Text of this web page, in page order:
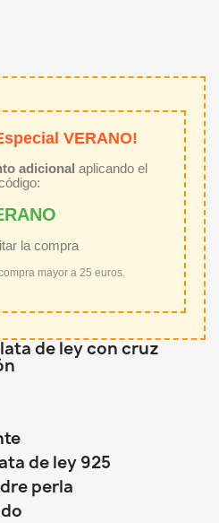
VERANO!
adicional aplicando el
la compra
mayor a 25 euros.
de ley con cruz
de ley 925
perla